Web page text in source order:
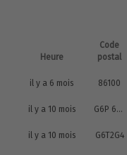
Heure
Code
postal
il y a 6 mois 86100
il y a 10 mois G6P 6G3
il y a 10 mois G6T2G4